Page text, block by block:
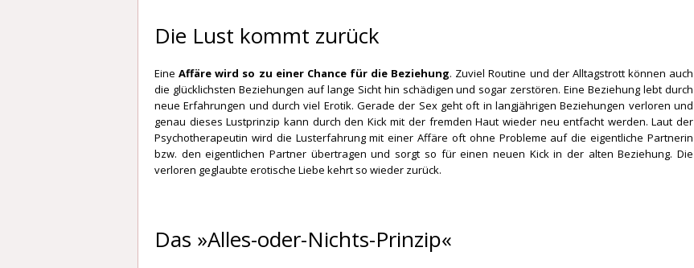
Die Lust kommt zurück
EineAffäre wird so zu einer Chance für die Beziehung. Zuviel Routine und der Alltagstrott können auch
die glücklichsten Beziehungen auf lange Sicht hin schädigen und sogar zerstören. Eine Beziehung lebt durch
neue Erfahrungen und durch viel Erotik. Gerade der Sex geht oft in langjährigen Beziehungen verloren und
genau dieses Lustprinzip kann durch den Kick mit der fremden Haut wieder neu entfacht werden. Laut der
Psychotherapeutin wird die Lusterfahrung mit einer Affäre oft ohne Probleme auf die eigentliche Partnerin
bzw. den eigentlichen Partner übertragen und sorgt so für einen neuen Kick in der alten Beziehung. Die
verloren geglaubte erotische Liebe kehrt so wieder zurück.
Das »Alles-oder-Nichts-Prinzip«